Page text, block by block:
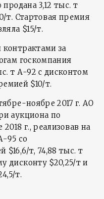
3,12 тыс. т
т. Стартовая премия
$15/т.
за
госкомпания
т А-92 с дисконтом
$10/т.
ноябре 2017 г. АО
аукциона по
г., реализовав на
95 со
$16,6/т, 74,88 тыс. т
дисконту $20,25/т и
т.